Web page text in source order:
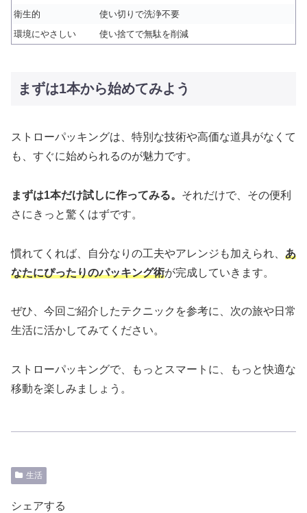
衛生的
使い切りで洗浄不要
環境にやさしい
使い捨てで無駄を削減
まずは1本から始めてみよう
ストローパッキングは、特別な技術や高価な道具がなくて
も、すぐに始められるのが魅力です。
まずは1本だけ試しに作ってみる。 それだけで、その便利
さにきっと驚くはずです。
慣れてくれば、自分なりの工夫やアレンジも加えられ、 あ
なたにぴったりのパッキング術が完成していきます。
ぜひ、今回ご紹介したテクニックを参考に、次の旅や日常
生活に活かしてみてください。
ストローパッキングで、もっとスマートに、もっと快適な
移動を楽しみましょう。
生活
シェアする